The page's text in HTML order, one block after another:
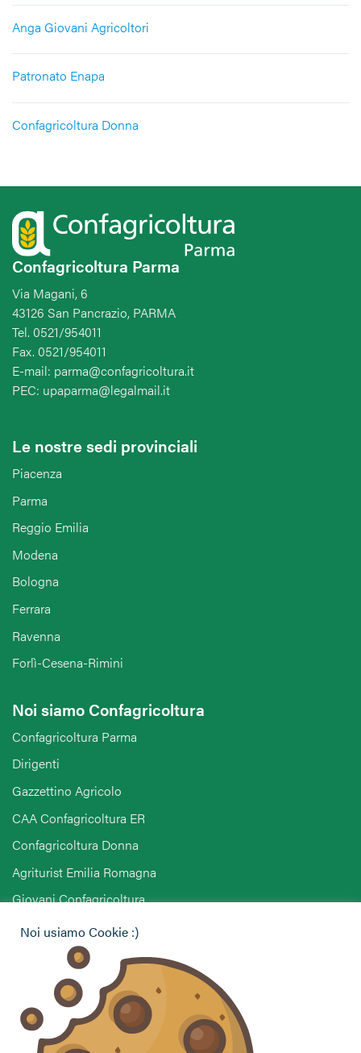
Anga Giovani Agricoltori
Patronato Enapa
Confagricoltura Donna
Confagricoltura Parma
Via Magani, 6
43126 San Pancrazio, PARMA
Tel. 0521/954011
Fax. 0521/954011
E-mail: parma@confagricoltura.it
PEC: upaparma@legalmail.it
Le nostre sedi provinciali
Piacenza
Parma
Reggio Emilia
Modena
Bologna
Ferrara
Ravenna
Forlì-Cesena-Rimini
Noi siamo Confagricoltura
Confagricoltura Parma
Dirigenti
Gazzettino Agricolo
CAA Confagricoltura ER
Confagricoltura Donna
Agriturist Emilia Romagna
Giovani Confagricoltura
Pensionati Confagricoltura
Hai bisogno di informazioni?
Vuoi contattarci per ricevere assistenza, lasciare un
commento o chiedere informazioni?
Noi usiamo Cookie :)